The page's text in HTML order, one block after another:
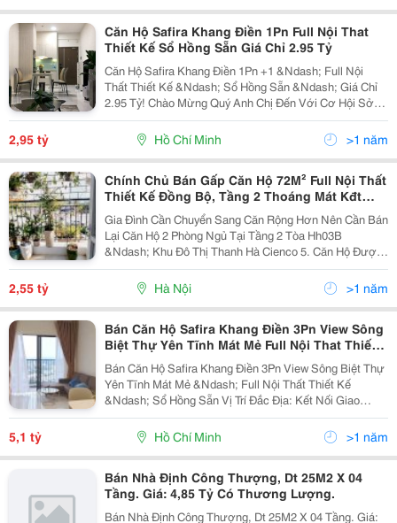
Căn Hộ Safira Khang Điền 1Pn Full Nội That
Thiết Kế Sổ Hồng Sẵn Giá Chỉ 2.95 Tỷ
Căn Hộ Safira Khang Điền 1Pn +1 &Ndash; Full Nội
Thất Thiết Kế &Ndash; Sổ Hồng Sẵn &Ndash; Giá Chỉ
2.95 Tỷ! Chào Mừng Quý Anh Chị Đến Với Cơ Hội Sở
Hữu Căn Hộ 1 Phòng Ngủ Tại Safira Khang Điền
&Ndash; Một Trong Những Dự Án Căn Hộ Đáng Sống
2,95 tỷ Hồ Chí Minh >1 năm
Chính Chủ Bán Gấp Căn Hộ 72M² Full Nội Thất
Thiết Kế Đồng Bộ, Tầng 2 Thoáng Mát Kđt
Thanh Hà Cienco 5
Gia Đình Cần Chuyển Sang Căn Rộng Hơn Nên Cần Bán
Lại Căn Hộ 2 Phòng Ngủ Tại Tầng 2 Tòa Hh03B
&Ndash; Khu Đô Thị Thanh Hà Cienco 5. Căn Hộ Được
Chính Chủ (Làm Trong Lĩnh Vực Hoàn Thiện Công Trình)
Thiết Kế Và Lắp Đặt Nội Thất Tỉ Mỉ, Chất Lượng Cao...
2,55 tỷ Hà Nội >1 năm
Bán Căn Hộ Safira Khang Điền 3Pn View Sông
Biệt Thự Yên Tĩnh Mát Mẻ Full Nội That Thiết
Kế Sổ Hồng Sẵn
Bán Căn Hộ Safira Khang Điền 3Pn View Sông Biệt Thự
Yên Tĩnh Mát Mẻ &Ndash; Full Nội Thất Thiết Kế
&Ndash; Sổ Hồng Sẵn Vị Trí Đắc Địa: Kết Nối Giao
Thông Thuận Tiện Đến Quận 1, Quận 2, Quận 7 Thông
Qua Các Tuyến Đường Huyết Mạch Như Cao Tốc
5,1 tỷ Hồ Chí Minh >1 năm
Bán Nhà Định Công Thượng, Dt 25M2 X 04
Tầng. Giá: 4,85 Tỷ Có Thương Lượng.
Bán Nhà Định Công Thượng, Dt 25M2 X 04 Tầng. Giá: